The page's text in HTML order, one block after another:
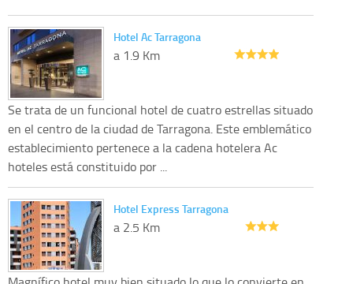
Hotel Ac Tarragona
a 1.9 Km
Se trata de un funcional hotel de cuatro estrellas situado
en el centro de la ciudad de Tarragona. Este emblemático
establecimiento pertenece a la cadena hotelera Ac
hoteles está constituido por ...
Hotel Express Tarragona
a 2.5 Km